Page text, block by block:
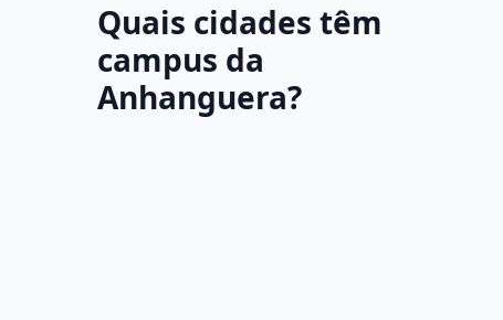
Quais cidades têm
campus da
Anhanguera?